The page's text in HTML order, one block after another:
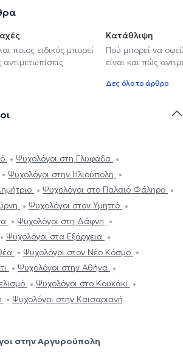
ποιος ειδικός μπορεί
Κατάθλιψη
Πού μπορεί να
είναι και πώς
Δες όλο το άρθρο
Ψυχολόγοι στη Γλυφάδα
Ψυχολόγοι στην Ηλιούπολη
Ψυχολόγοι στο Παλαιό Φάληρο
Ψυχολόγοι στον Υμηττό
Ψυχολόγοι στη Δάφνη
Ψυχολόγοι στα Εξάρχεια
Ψυχολόγοι στον Νέο Κόσμο
Ψυχολόγοι στην Αθήνα
Ψυχολόγοι στο Κουκάκι
Ψυχολόγοι στην Καισαριανή
στην Αργυρούπολη